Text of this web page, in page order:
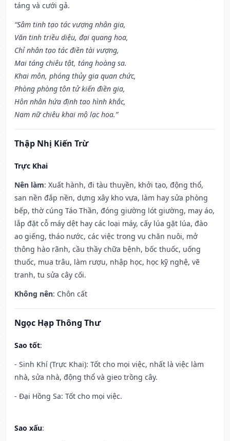
táng và cưới gả.
“Sâm tinh tạo tác vượng nhân gia,
Văn tinh triều diệu, đại quang hoa,
Chỉ nhân tạo tác điền tài vượng,
Mai táng chiêu tật, táng hoàng sa.
Khai môn, phóng thủy gia quan chức,
Phòng phòng tôn tử kiến điền gia,
Hôn nhân hứa định tao hình khắc,
Nam nữ chiêu khai mộ lạc hoa.”
Thập Nhị Kiến Trừ
Trực Khai
Nên làm: Xuất hành, đi tàu thuyền, khởi tạo, động thổ,
san nền đắp nền, dựng xây kho vựa, làm hay sửa phòng
bếp, thờ cúng Táo Thần, đóng giường lót giường, may áo,
lắp đặt cỗ máy dệt hay các loại máy, cấy lúa gặt lúa, đào
ao giếng, tháo nước, các việc trong vụ chăn nuôi, mở
thông hào rãnh, cầu thầy chữa bệnh, bốc thuốc, uống
thuốc, mua trâu, làm rượu, nhập học, học kỹ nghệ, vẽ
tranh, tu sửa cây cối.
Không nên: Chôn cất
Ngọc Hạp Thông Thư
Sao tốt:
- Sinh Khí (Trực Khai): Tốt cho mọi việc, nhất là việc làm
nhà, sửa nhà, động thổ và gieo trồng cây.
- Đại Hồng Sa: Tốt cho mọi việc.
Sao xấu: